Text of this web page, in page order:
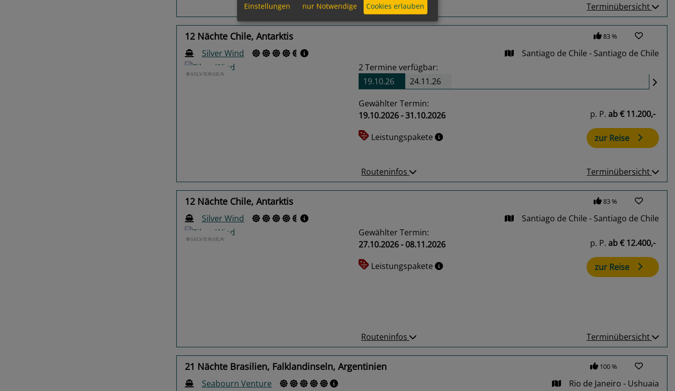
Routeninfos Terminübersicht
12 Nächte Chile, Antarktis 83 %
Silver Wind Santiago de Chile - Santiago de Chile
2Termine verfügbar:
19.10.26
24.11.26
Gewählter Termin:
19.10.2026 - 31.10.2026
Leistungspakete
p. P. ab€ 11.200,-
zur Reise
Routeninfos Terminübersicht
12 Nächte Chile, Antarktis 83 %
Silver Wind Santiago de Chile - Santiago de Chile
Gewählter Termin:
27.10.2026 - 08.11.2026
Leistungspakete
p. P. ab€ 12.400,-
zur Reise
Routeninfos Terminübersicht
21 Nächte Brasilien, Falklandinseln, Argentinien 100 %
Seabourn Venture Rio de Janeiro - Ushuaia
Einstellungen nur Notwendige Cookies erlauben